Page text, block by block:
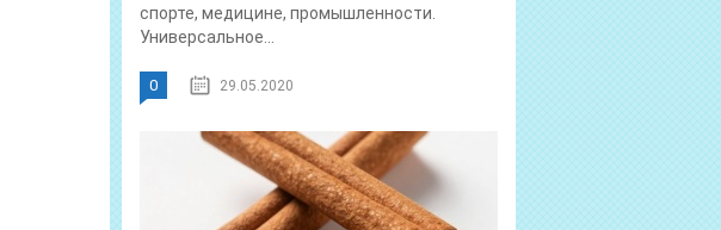
спорте, медицине, промышленности.
Универсальное...
0 29.05.2020